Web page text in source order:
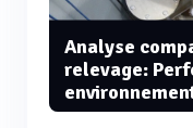
Analyse
relevage: